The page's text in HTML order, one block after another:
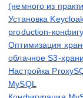
(немного из
Установка
production-
Оптимизация
облачное S3-
Настройка
MySQL